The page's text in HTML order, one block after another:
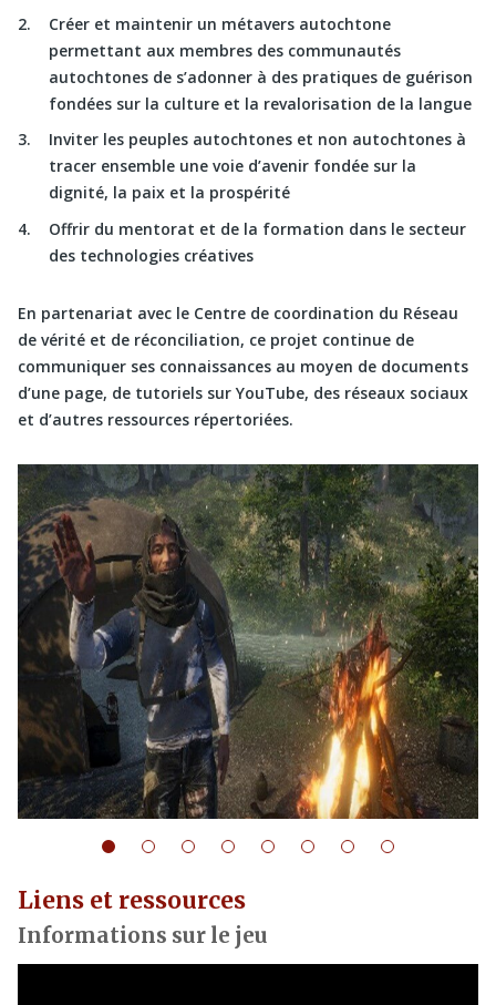
Créer et maintenir un métavers autochtone
permettant aux membres des communautés
autochtones de s’adonner à des pratiques de guérison
fondées sur la culture et la revalorisation de la langue
Inviter les peuples autochtones et non autochtones à
tracer ensemble une voie d’avenir fondée sur la
dignité, la paix et la prospérité
Offrir du mentorat et de la formation dans le secteur
des technologies créatives
En partenariat avec le Centre de coordination du Réseau
de vérité et de réconciliation, ce projet continue de
communiquer ses connaissances au moyen de documents
d’une page, de tutoriels sur YouTube, des réseaux sociaux
et d’autres ressources répertoriées.
Liens et ressources
Informations sur le jeu